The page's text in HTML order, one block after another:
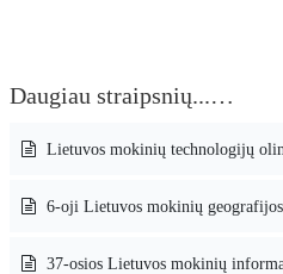
Daugiau straipsnių...…
Lietuvos mokinių technologijų
6-oji Lietuvos mokinių
37-osios Lietuvos mokinių